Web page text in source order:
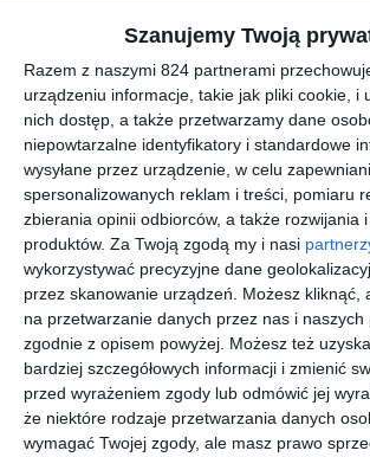
Szanujemy Twoją
Razem z naszymi 824 partnerami
urządzeniu informacje, takie jak pliki cookie, i
nich dostęp, a także przetwarzamy dane
niepowtarzalne identyfikatory i standardowe
wysyłane przez urządzenie, w celu
spersonalizowanych reklam i treści, pomiaru
zbierania opinii odbiorców, a także rozwijania
produktów. Za Twoją zgodą my i nasi
wykorzystywać precyzyjne dane
przez skanowanie urządzeń. Możesz kliknąć,
na przetwarzanie danych przez nas i naszych
zgodnie z opisem powyżej. Możesz też
bardziej szczegółowych informacji i zmienić
przed wyrażeniem zgody lub odmówić jej
że niektóre rodzaje przetwarzania danych
wymagać Twojej zgody, ale masz prawo
złamanie karku piątej części... Stawka jest
zawrotne, a dar Shannon do sugestywnej
uliczki Wenecji...Fani serii będą zachwyceni.
Mistrzowski pokaz porywającego pisarstwa.
obowiązkową pozycją w gatunku fantasy.
stworzony przez Samanthę Shannon,
ujmujący bohaterowie tworzą udaną
mogła zrealizować to z taką wprawą.Saara
1 na liście Sunday Timesa, Faebound
BIOGRAM
Samantha Shannon (ur. 1991 w Londynie)
Zaczęła pisać w wieku piętnastu lat. W latach
studiowała angielską literaturę i literaturę
Świętej Anny w Oksfordzie. W 2013 roku